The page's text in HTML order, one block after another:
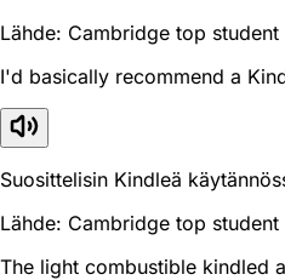
Lähde: Cambridge top
I'd basically recommend a
Suosittelisin Kindleä
Lähde: Cambridge top
The light combustible kindled